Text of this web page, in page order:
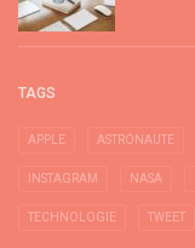
TAGS
APPLE ASTRONAUTE
INSTAGRAM NASA
TECHNOLOGIE TWEET